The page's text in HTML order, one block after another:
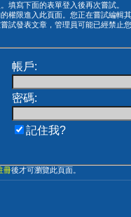
填寫下面的表單登入後再次嘗試。
權限進入此頁面。您正在嘗試編輯
試發表文章，管理員可能已經禁止
帳戶:
密碼:
記住我?
冊後才可瀏覽此頁面。